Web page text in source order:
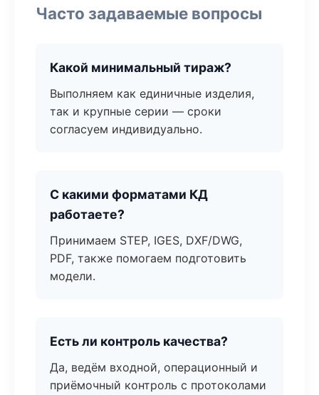
Часто задаваемые вопросы
Какой минимальный тираж?
Выполняем как единичные изделия,
так и крупные серии — сроки
согласуем индивидуально.
С какими форматами КД
работаете?
Принимаем STEP, IGES, DXF/DWG,
PDF, также помогаем подготовить
модели.
Есть ли контроль качества?
Да, ведём входной, операционный и
приёмочный контроль с протоколами